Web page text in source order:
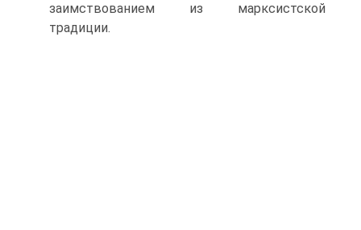
заимствованием из марксистской
традиции.